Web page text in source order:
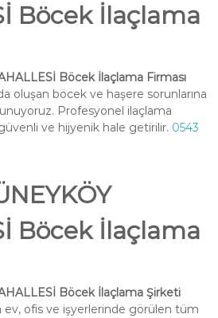
Böcek İlaçlama
Böcek İlaçlama Firması
oluşan böcek ve haşere sorunlarına
Profesyonel ilaçlama
ve hijyenik hale getirilir. 0543
Böcek İlaçlama
Böcek İlaçlama Şirketi
ev, ofis ve işyerlerinde görülen tüm